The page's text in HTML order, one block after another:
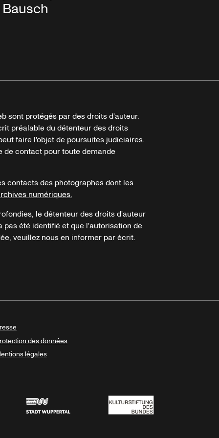
Bausch
sont protégés par des droits d'auteur.
préalable du détenteur des droits
faire l'objet de poursuites judiciaires.
de contact pour toute demande
contacts des photographes dont les
numériques.
le détenteur des droits d'auteur
été identifié et que l'autorisation de
veuillez nous en informer par écrit.
des données
légales